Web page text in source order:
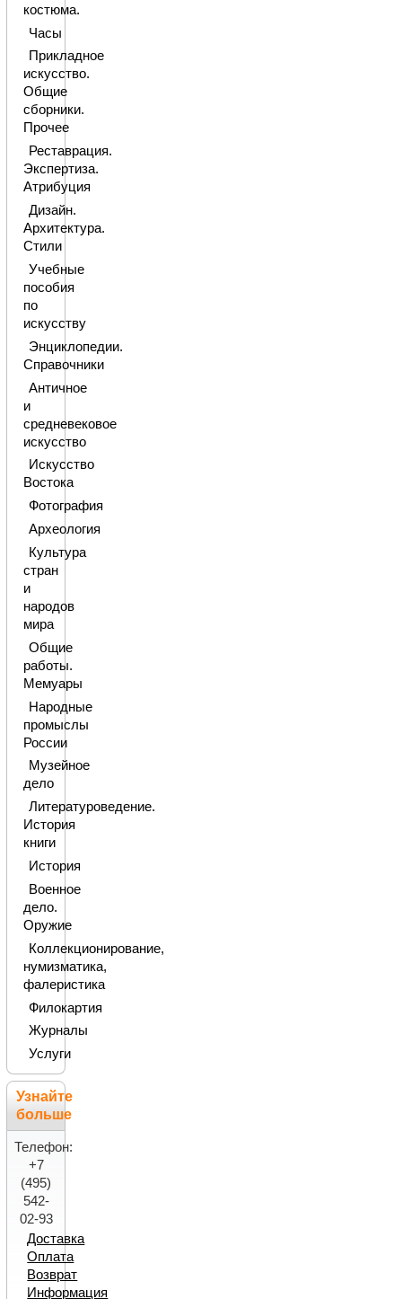
костюма.
Часы
Прикладное
искусство.
Общие
сборники.
Прочее
Реставрация.
Экспертиза.
Атрибуция
Дизайн.
Архитектура.
Стили
Учебные
пособия
по
искусству
Энциклопедии.
Справочники
Античное
и
средневековое
искусство
Искусство
Востока
Фотография
Археология
Культура
стран
и
народов
мира
Общие
работы.
Мемуары
Народные
промыслы
России
Музейное
дело
Литературоведение.
История
книги
История
Военное
дело.
Оружие
Коллекционирование,
нумизматика,
фалеристика
Филокартия
Журналы
Услуги
Узнайте
больше
Телефон:
+7
(495)
542-
02-93
Доставка
Оплата
Возврат
Информация